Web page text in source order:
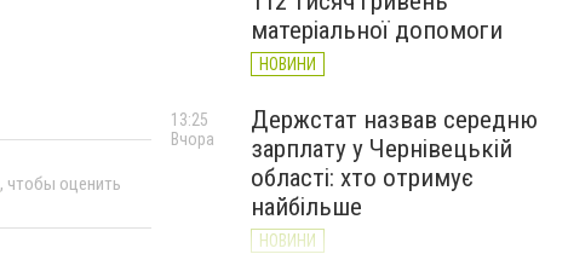
, чтобы оценить
матеріальної допомоги
НОВИНИ
Держстат назвав середню
зарплату у Чернівецькій
області: хто отримує
найбільше
НОВИНИ
13:25
Вчора